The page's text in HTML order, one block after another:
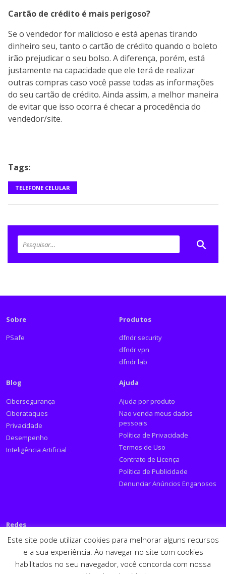
Cartão de crédito é mais perigoso?
Se o vendedor for malicioso e está apenas tirando
dinheiro seu, tanto o cartão de crédito quando o boleto
irão prejudicar o seu bolso. A diferença, porém, está
justamente na capacidade que ele terá de realizar
outras compras caso você passe todas as informações
do seu cartão de crédito. Ainda assim, a melhor maneira
de evitar que isso ocorra é checar a procedência do
vendedor/site.
Tags:
TELEFONE CELULAR
Sobre
PSafe
Produtos
dfndr security
dfndr vpn
dfndr lab
Blog
Cibersegurança
Ciberataques
Privacidade
Desempenho
Inteligência Artificial
Ajuda
Ajuda por produto
Nao venda meus dados
pessoais
Política de Privacidade
Termos de Uso
Contrato de Licença
Política de Publicidade
Denunciar Anúncios Enganosos
Redes
Siga a PSafe:
Facebook
TwitterRSS YoutubeLinkedIn
Este site pode utilizar cookies para melhorar alguns recursos
e a sua experiência. Ao navegar no site com cookies
habilitados no seu navegador, você concorda com nossa